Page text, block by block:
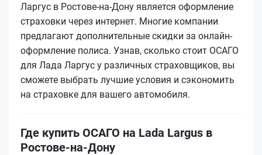
Ларгус в Ростове-на-Дону является оформление
страховки через интернет. Многие компании
предлагают дополнительные скидки за онлайн-
оформление полиса. Узнав, сколько стоит ОСАГО
для Лада Ларгус у различных страховщиков, вы
сможете выбрать лучшие условия и сэкономить
на страховке для вашего автомобиля.
Где купить ОСАГО на Lada Largus в
Ростове-на-Дону